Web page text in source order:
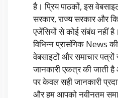
है। प्रिय पाठकों, इस
सरकार, राज्य सरकार और
एजेंसियों से कोई संबंध नहीं है।
विभिन्न प्रासंगिक News
वेबसाइटों और समाचार
जानकारी एकत्र की जाती
पर केवल सही जानकारी
और हम आपको नवीनतम